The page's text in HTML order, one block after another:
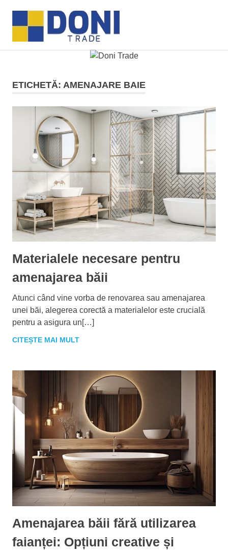
conținut
ETICHETĂ: AMENAJARE BAIE
Materialele necesare pentru
amenajarea băii
Atunci când vine vorba de renovarea sau amenajarea
unei băi, alegerea corectă a materialelor este crucială
pentru a asigura un[…]
CITEȘTE MAI MULT
Amenajarea băii fără utilizarea
faianței: Opțiuni creative și